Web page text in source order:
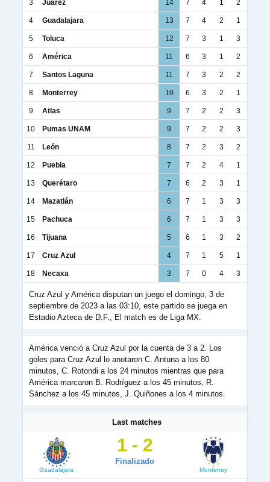
3 Juárez 14 7 4 1 2
4 Guadalajara 13 7 4 2 1
5 Toluca 12 7 3 1 3
6 América 11 6 3 1 2
7 Santos Laguna 11 7 3 2 2
8 Monterrey 10 6 3 2 1
9 Atlas 9 7 2 2 3
10 Pumas UNAM 9 7 2 2 3
11 León 8 7 2 3 2
12 Puebla 7 7 2 4 1
13 Querétaro 7 6 2 3 1
14 Mazatlán 6 7 1 3 3
15 Pachuca 6 7 1 3 3
16 Tijuana 5 6 1 3 2
17 Cruz Azul 4 7 1 5 1
18 Necaxa 3 7 0 4 3
Cruz Azul y América disputan un juego el domingo, 3 de
septiembre de 2023 a las 03:10, este partido se juega en
Estadio Azteca de D.F., El match es de Liga MX.
América venció a Cruz Azul por la cuenta de 3 a 2. Los
goles para Cruz Azul lo anotaron C. Antuna a los 80
minutos, C. Rotondi a los 24 minutos mientras que para
América marcaron B. Rodríguez a los 45 minutos, R.
Sánchez a los 45 minutos, J. Quiñones a los 4 minutos.
Last matches
Guadalajara
1 - 2
Finalizado
Monterrey